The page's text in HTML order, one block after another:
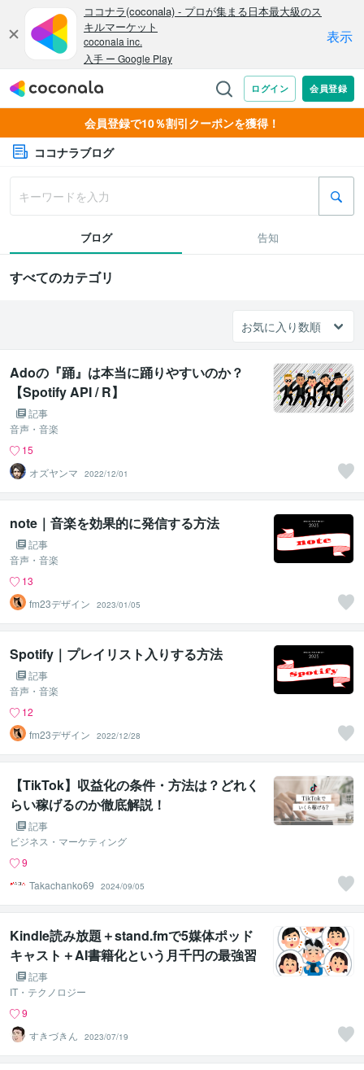
会員登録で10％割引クーポンを獲得！
ココナラブログ
ブログ 告知
すべてのカテゴリ
Adoの『踊』は本当に踊りやすいのか？
【Spotify API / R】
記事
音声・音楽
15
オズヤンマ
2022/12/01
note｜音楽を効果的に発信する方法
記事
音声・音楽
13
fm23デザイン
2023/01/05
Spotify｜プレイリスト入りする方法
記事
音声・音楽
12
fm23デザイン
2022/12/28
【TikTok】収益化の条件・方法は？どれく
らい稼げるのか徹底解説！
記事
ビジネス・マーケティング
9
Takachanko69
2024/09/05
Kindle読み放題＋stand.fmで5媒体ポッド
キャスト＋AI書籍化という月千円の最強習
慣をオススメしたい
記事
IT・テクノロジー
9
すきづきん
2023/07/19